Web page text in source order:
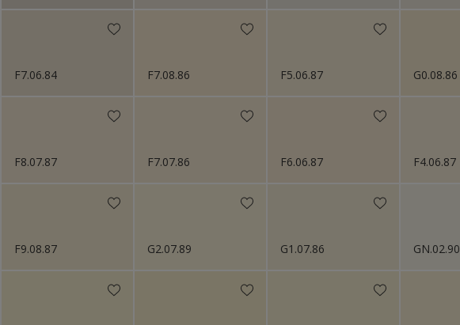
F7.06.84 F7.08.86 F5.06.87 G0.08.86
F8.07.87 F7.07.86 F6.06.87 F4.06.87
F9.08.87 G2.07.89 G1.07.86 GN.02.90